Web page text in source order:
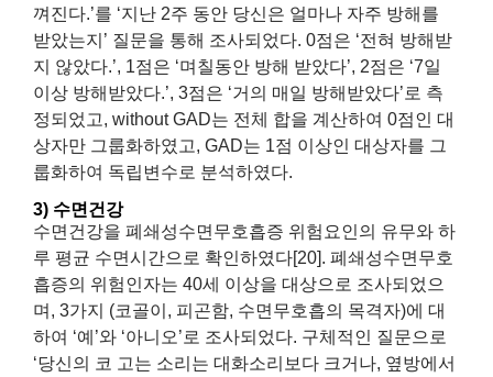
껴진다.’를 ‘지난 2주 동안 당신은 얼마나 자주 방해를
받았는지’ 질문을 통해 조사되었다. 0점은 ‘전혀 방해받
지 않았다.’, 1점은 ‘며칠동안 방해 받았다’, 2점은 ‘7일
이상 방해받았다.’, 3점은 ‘거의 매일 방해받았다’로 측
정되었고, without GAD는 전체 합을 계산하여 0점인 대
상자만 그룹화하였고, GAD는 1점 이상인 대상자를 그
룹화하여 독립변수로 분석하였다.
3) 수면건강
수면건강을 폐쇄성수면무호흡증 위험요인의 유무와 하
루 평균 수면시간으로 확인하였다[20]. 폐쇄성수면무호
흡증의 위험인자는 40세 이상을 대상으로 조사되었으
며, 3가지 (코골이, 피곤함, 수면무호흡의 목격자)에 대
하여 ‘예’와 ‘아니오’로 조사되었다. 구체적인 질문으로
‘당신의 코 고는 소리는 대화소리보다 크거나, 옆방에서